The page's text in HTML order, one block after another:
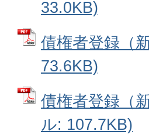
33.0KB)
債権者登録（
73.6KB)
債権者登録（
ル: 107.7KB)